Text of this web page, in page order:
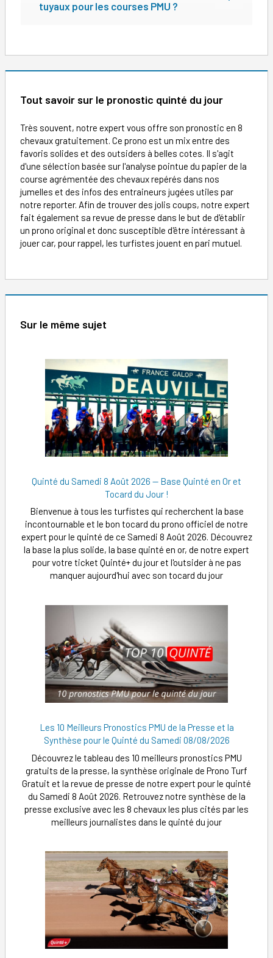
tuyaux pour les courses PMU ?
Tout savoir sur le pronostic quinté du jour
Très souvent, notre expert vous offre son pronostic en 8
chevaux gratuitement. Ce prono est un mix entre des
favoris solides et des outsiders à belles cotes. Il s'agit
d'une sélection basée sur l'analyse pointue du papier de la
course agrémentée des chevaux repérés dans nos
jumelles et des infos des entraineurs jugées utiles par
notre reporter. Afin de trouver des jolis coups, notre expert
fait également sa revue de presse dans le but de d'établir
un prono original et donc susceptible d'être intéressant à
jouer car, pour rappel, les turfistes jouent en pari mutuel.
Sur le même sujet
Quinté du Samedi 8 Août 2026 — Base Quinté en Or et
Tocard du Jour !
Bienvenue à tous les turfistes qui recherchent la base
incontournable et le bon tocard du prono officiel de notre
expert pour le quinté de ce Samedi 8 Août 2026. Découvrez
la base la plus solide, la base quinté en or, de notre expert
pour votre ticket Quinté+ du jour et l'outsider à ne pas
manquer aujourd'hui avec son tocard du jour
Les 10 Meilleurs Pronostics PMU de la Presse et la
Synthèse pour le Quinté du Samedi 08/08/2026
Découvrez le tableau des 10 meilleurs pronostics PMU
gratuits de la presse, la synthèse originale de Prono Turf
Gratuit et la revue de presse de notre expert pour le quinté
du Samedi 8 Août 2026. Retrouvez notre synthèse de la
presse exclusive avec les 8 chevaux les plus cités par les
meilleurs journalistes dans le quinté du jour